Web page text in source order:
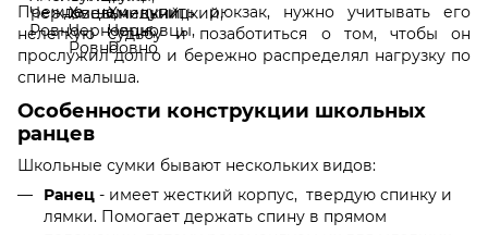
Прежде чемкупить рюкзак, нужно учитывать его
нелегкую судьбу и позаботиться о том, чтобы он
прослужил долго и бережно распределял нагрузкупо
спине малыша.
Особенности конструкции школьных
ранцев
Школьные сумки бывают нескольких видов:
Ранец - имеет жесткий корпус, твердую спинку и
лямки. Помогает держать спину в прямом